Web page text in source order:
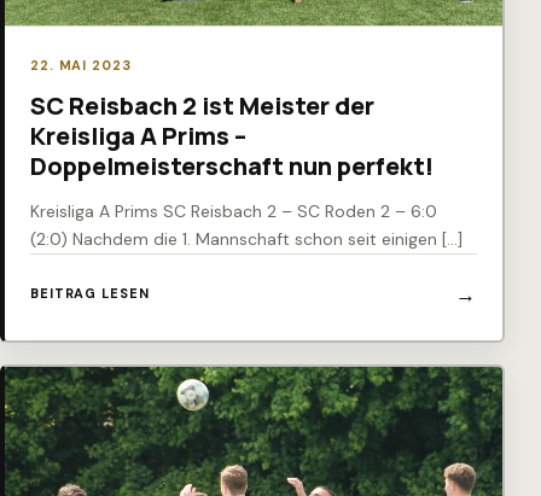
22. MAI 2023
SC Reisbach 2 ist Meister der
Kreisliga A Prims –
Doppelmeisterschaft nun perfekt!
Kreisliga A Prims SC Reisbach 2 – SC Roden 2 – 6:0
(2:0) Nachdem die 1. Mannschaft schon seit einigen […]
BEITRAG LESEN